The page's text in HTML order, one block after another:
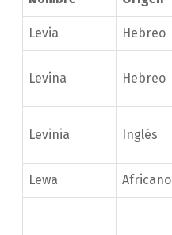
Levia Hebreo
Levina Hebreo
Levinia Inglés
Lewa Africano